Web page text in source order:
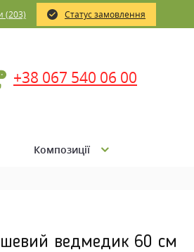
(203) Статус замовлення
+38 067 540 06 00
Композиції
ведмедик 60 см